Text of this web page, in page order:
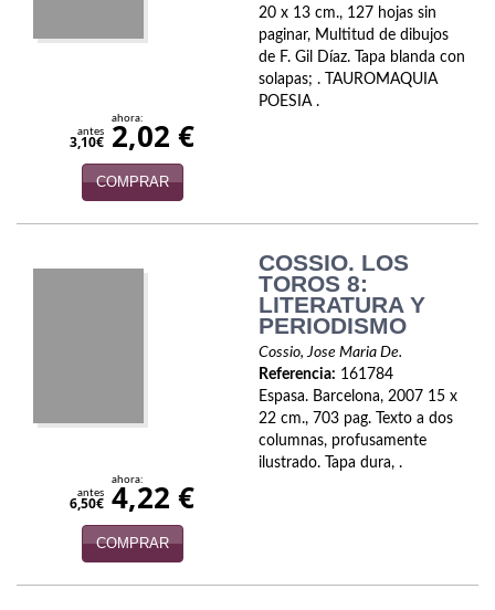
20 x 13 cm., 127 hojas sin
paginar, Multitud de dibujos
de F. Gil Díaz. Tapa blanda con
solapas; . TAUROMAQUIA
POESIA .
antes
3,10€
ahora:
2,02 €
COMPRAR
COSSIO. LOS
TOROS 8:
LITERATURA Y
PERIODISMO
Cossio, Jose Maria De.
Referencia: 161784
Espasa. Barcelona, 2007 15 x
22 cm., 703 pag. Texto a dos
columnas, profusamente
ilustrado. Tapa dura, .
antes
6,50€
ahora:
4,22 €
COMPRAR